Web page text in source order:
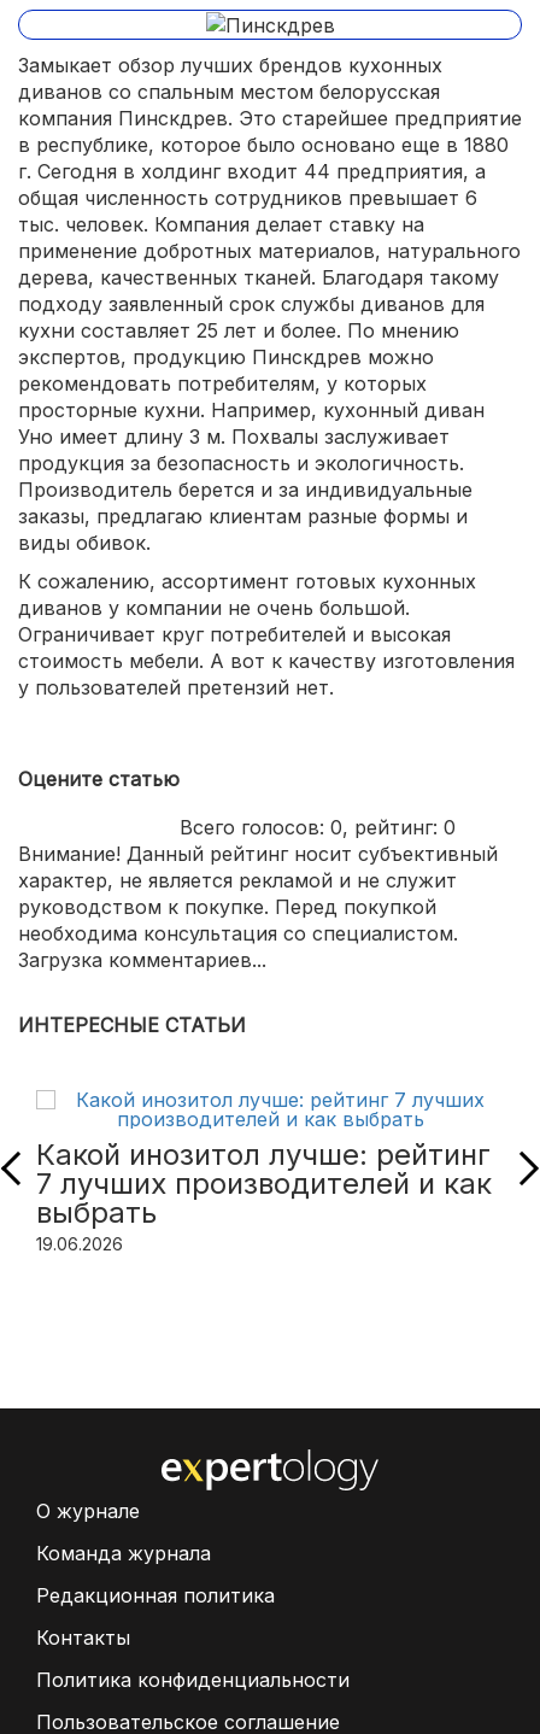
Замыкает обзор лучших брендов кухонных
диванов со спальным местом белорусская
компания Пинскдрев. Это старейшее предприятие
в республике, которое было основано еще в 1880
г. Сегодня в холдинг входит 44 предприятия, а
общая численность сотрудников превышает 6
тыс. человек. Компания делает ставку на
применение добротных материалов, натурального
дерева, качественных тканей. Благодаря такому
подходу заявленный срок службы диванов для
кухни составляет 25 лет и более. По мнению
экспертов, продукцию Пинскдрев можно
рекомендовать потребителям, у которых
просторные кухни. Например, кухонный диван
Уно имеет длину 3 м. Похвалы заслуживает
продукция за безопасность и экологичность.
Производитель берется и за индивидуальные
заказы, предлагаю клиентам разные формы и
виды обивок.
К сожалению, ассортимент готовых кухонных
диванов у компании не очень большой.
Ограничивает круг потребителей и высокая
стоимость мебели. А вот к качеству изготовления
у пользователей претензий нет.
Оцените статью
Всего голосов: 0, рейтинг: 0
Внимание! Данный рейтинг носит субъективный
характер, не является рекламой и не служит
руководством к покупке. Перед покупкой
необходима консультация со специалистом.
Загрузка комментариев...
ИНТЕРЕСНЫЕ СТАТЬИ
Какой инозитол лучше: рейтинг
7 лучших производителей и как
выбрать
19.06.2026
О журнале
Команда журнала
Редакционная политика
Контакты
Политика конфиденциальности
Пользовательское соглашение